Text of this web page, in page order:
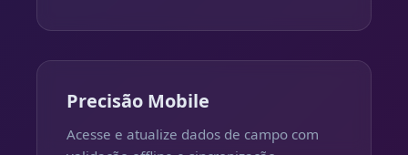
Precisão Mobile
Acesse e atualize dados de campo com